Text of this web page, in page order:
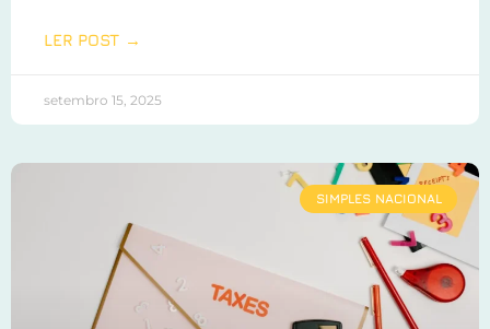
LER POST →
setembro 15, 2025
SIMPLES NACIONAL